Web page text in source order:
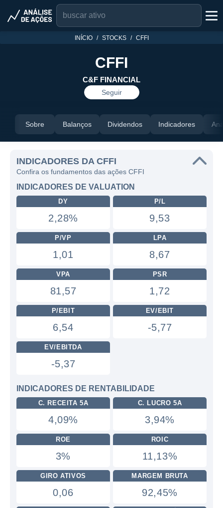
INÍCIO STOCKS CFFI
CFFI
C&F FINANCIAL
Seguir
Sobre Balanços Dividendos Indicadores
INDICADORES DA CFFI
Confira os fundamentos das ações CFFI
INDICADORES DE VALUATION
DY
2,28%
P/L
9,53
P/VP
1,01
LPA
8,67
VPA
81,57
PSR
1,72
P/EBIT
6,54
EV/EBIT
-5,77
EV/EBITDA
-5,37
INDICADORES DE RENTABILIDADE
C. RECEITA 5A
4,09%
C. LUCRO 5A
3,94%
ROE
3%
ROIC
11,13%
GIRO ATIVOS
0,06
MARGEM BRUTA
92,45%